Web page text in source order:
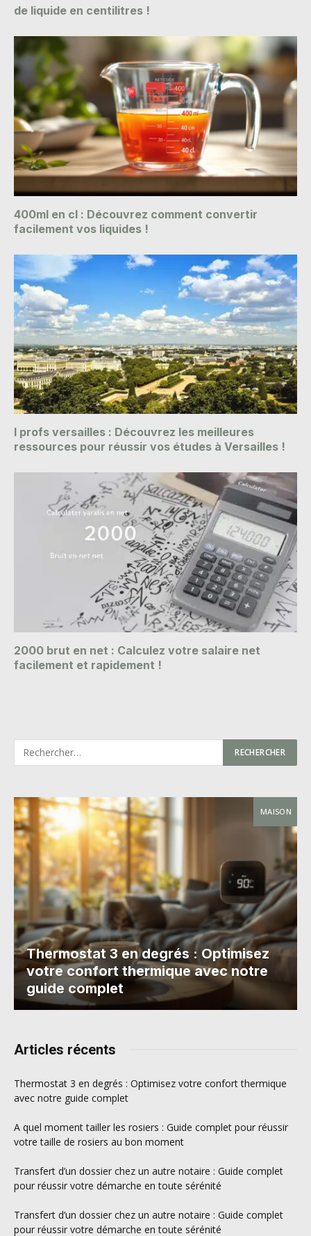
de liquide en centilitres !
400ml en cl : Découvrez comment convertir
facilement vos liquides !
I profs versailles : Découvrez les meilleures
ressources pour réussir vos études à Versailles !
2000 brut en net : Calculez votre salaire net
facilement et rapidement !
MAISON
Thermostat 3 en degrés : Optimisez
votre confort thermique avec notre
guide complet
Articles récents
Thermostat 3 en degrés : Optimisez votre confort thermique
avec notre guide complet
A quel moment tailler les rosiers : Guide complet pour réussir
votre taille de rosiers au bon moment
Transfert d’un dossier chez un autre notaire : Guide complet
pour réussir votre démarche en toute sérénité
Transfert d’un dossier chez un autre notaire : Guide complet
pour réussir votre démarche en toute sérénité